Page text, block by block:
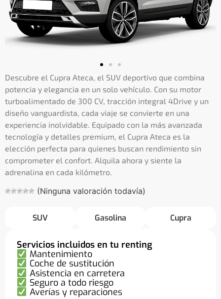
Descubre el Cupra Ateca, el SUV deportivo que combina
potencia y elegancia en un solo vehículo. Con su motor
turboalimentado de 300 CV, tracción integral 4Drive y un
diseño vanguardista, cada viaje se convierte en una
experiencia inolvidable. Equipado con la más avanzada
tecnología y detalles premium, el Cupra Ateca es la
elección perfecta para quienes buscan rendimiento sin
comprometer el confort. Alquila ahora y siente la
adrenalina en cada kilómetro.
(Ninguna valoración todavía)
SUV Gasolina Cupra
Servicios incluidos en tu renting
Mantenimiento
Coche de sustitución
Asistencia en carretera
Seguro a todo riesgo
Averías y reparaciones